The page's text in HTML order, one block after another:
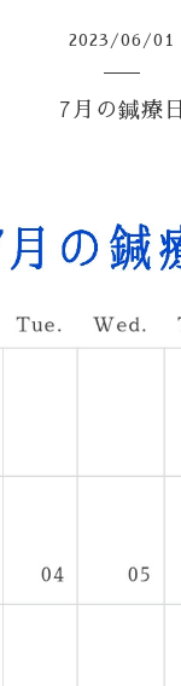
2023 /06 /01
7月の鍼療日